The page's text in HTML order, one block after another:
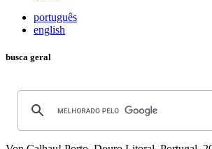
português
english
busca geral